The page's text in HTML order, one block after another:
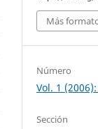
Más
Número
Vol. 1
Sección